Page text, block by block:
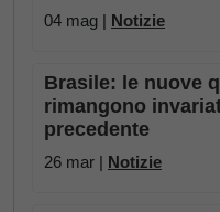
04 mag | Notizie
Brasile: le nuove
rimangono
precedente
26 mar | Notizie